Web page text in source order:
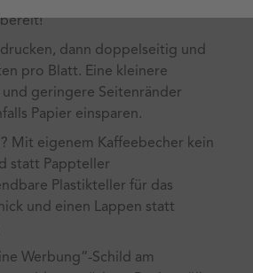
dann doppelseitig und
pro Blatt. Eine kleinere
geringere Seitenränder
Papier einsparen.
Mit eigenem Kaffeebecher kein
statt Pappteller
Plastikteller für das
und einen Lappen statt
Werbung“-Schild am